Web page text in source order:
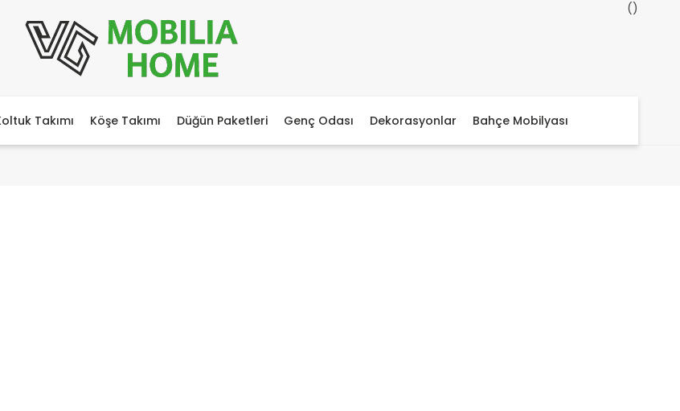
Takımı Köşe Takımı Düğün Paketleri Genç Odası Dekorasyonlar Bahçe Mobilyası